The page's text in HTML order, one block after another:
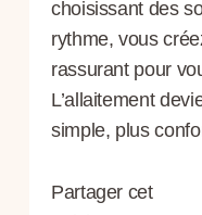
choisissant des
rythme, vous
rassurant pour
L’allaitement
simple, plus
Partager cet